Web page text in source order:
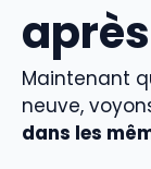
Maintenant
neuve,
dans les